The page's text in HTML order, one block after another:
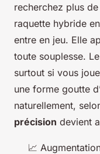
recherchez plus de
raquette hybride
entre en jeu. Elle
toute souplesse.
surtout si vous
une forme goutte
naturellement,
précision devient
📈